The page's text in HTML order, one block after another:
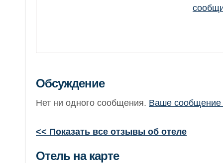
Обсуждение
Нет ни одного сообщения. Ваше сообщение
<< Показать все отзывы об отеле
Отель на карте